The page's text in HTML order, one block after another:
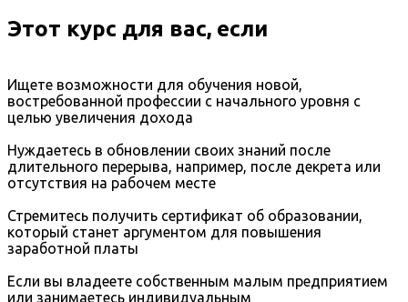
Этот курс для вас, если
Ищете возможности для обучения новой,
востребованной профессии с начального уровня с
целью увеличения дохода
Нуждаетесь в обновлении своих знаний после
длительного перерыва, например, после декрета или
отсутствия на рабочем месте
Стремитесь получить сертификат об образовании,
который станет аргументом для повышения
заработной платы
Если вы владеете собственным малым предприятием
или занимаетесь индивидуальным